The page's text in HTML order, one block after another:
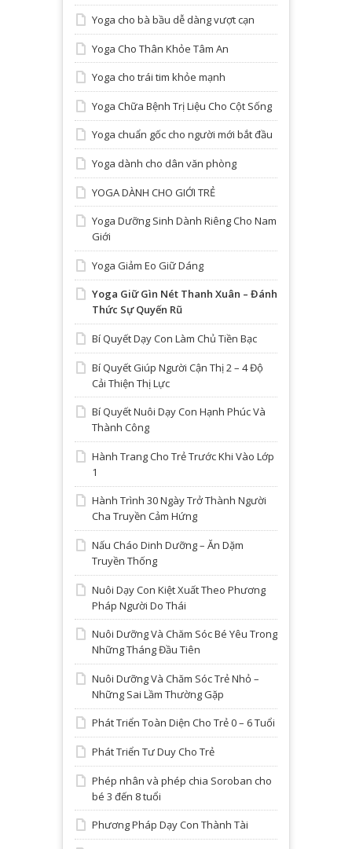
Yoga cho bà bầu dễ dàng vượt cạn
Yoga Cho Thân Khỏe Tâm An
Yoga cho trái tim khỏe mạnh
Yoga Chữa Bệnh Trị Liệu Cho Cột Sống
Yoga chuẩn gốc cho người mới bắt đầu
Yoga dành cho dân văn phòng
YOGA DÀNH CHO GIỚI TRẺ
Yoga Dưỡng Sinh Dành Riêng Cho Nam
Giới
Yoga Giảm Eo Giữ Dáng
Yoga Giữ Gìn Nét Thanh Xuân – Đánh
Thức Sự Quyến Rũ
Bí Quyết Dạy Con Làm Chủ Tiền Bạc
Bí Quyết Giúp Người Cận Thị 2 – 4 Độ
Cải Thiện Thị Lực
Bí Quyết Nuôi Dạy Con Hạnh Phúc Và
Thành Công
Hành Trang Cho Trẻ Trước Khi Vào Lớp
1
Hành Trình 30 Ngày Trở Thành Người
Cha Truyền Cảm Hứng
Nấu Cháo Dinh Dưỡng – Ăn Dặm
Truyền Thống
Nuôi Dạy Con Kiệt Xuất Theo Phương
Pháp Người Do Thái
Nuôi Dưỡng Và Chăm Sóc Bé Yêu Trong
Những Tháng Đầu Tiên
Nuôi Dưỡng Và Chăm Sóc Trẻ Nhỏ –
Những Sai Lầm Thường Gặp
Phát Triển Toàn Diện Cho Trẻ 0 – 6 Tuổi
Phát Triển Tư Duy Cho Trẻ
Phép nhân và phép chia Soroban cho
bé 3 đến 8 tuổi
Phương Pháp Dạy Con Thành Tài